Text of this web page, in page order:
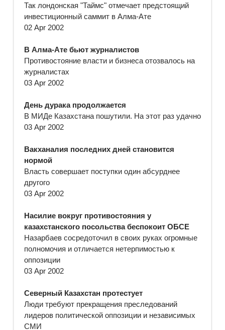
Так лондонская "Таймс" отмечает предстоящий
инвестиционный саммит в Алма-Ате
02 Apr 2002
В Алма-Ате бьют журналистов
Противостояние власти и бизнеса отозвалось на
журналистах
03 Apr 2002
День дурака продолжается
В МИДе Казахстана пошутили. На этот раз удачно
03 Apr 2002
Вакханалия последних дней становится
нормой
Власть совершает поступки один абсурднее
другого
03 Apr 2002
Насилие вокруг противостояния у
казахстанского посольства беспокоит ОБСЕ
Назарбаев сосредоточил в своих руках огромные
полномочия и отличается нетерпимостью к
оппозиции
03 Apr 2002
Северный Казахстан протестует
Люди требуют прекращения преследований
лидеров политической оппозиции и независимых
СМИ